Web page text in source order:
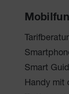
Smart
Handy mit